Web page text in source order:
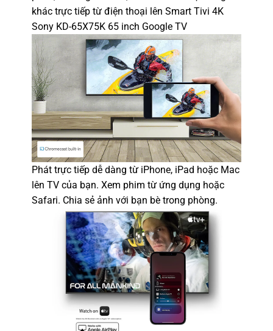
khác trực tiếp từ điện thoại lên Smart Tivi 4K
Sony KD-65X75K 65 inch Google TV
Phát trực tiếp dễ dàng từ iPhone, iPad hoặc Mac
lên TVcủa bạn. Xem phim từ ứng dụng hoặc
Safari. Chia sẻ ảnh với bạn bè trong phòng.